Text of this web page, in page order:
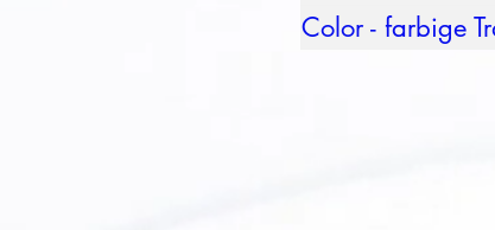
Color - farbige